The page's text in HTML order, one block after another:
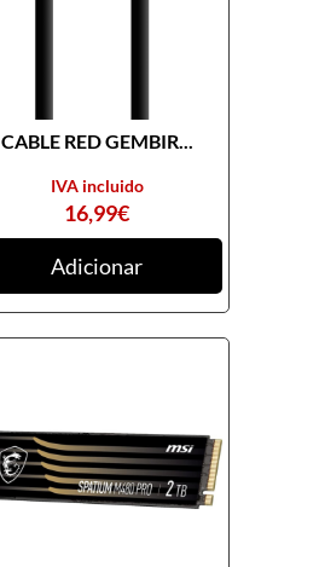
CABLE RED GEMBIR...
16,99€
IVA incluido
Adicionar